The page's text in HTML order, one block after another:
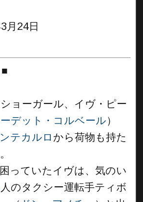
月24日
■
ョーガール、イヴ・ピー
デット・コルベール）
テカルロ から荷物も持た
っていたイヴは、気のい
人のタクシー運転手ティボ